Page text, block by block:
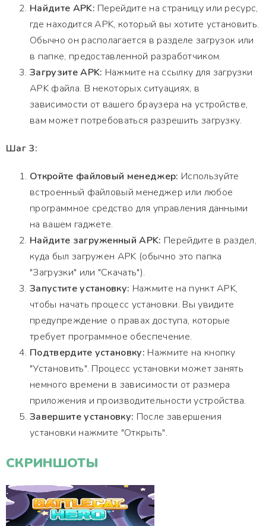
Найдите APK: Перейдите на страницу или ресурс,
где находится APK, который вы хотите установить.
Обычно он располагается в разделе загрузок или
в папке, предоставленной разработчиком.
Загрузите APK: Нажмите на ссылку для загрузки
APK файла. В некоторых ситуациях, в
зависимости от вашего браузера на устройстве,
вам может потребоваться разрешить загрузку.
Шаг 3:
Откройте файловый менеджер: Используйте
встроенный файловый менеджер или любое
программное средство для управления данными
на вашем гаджете.
Найдите загруженный APK: Перейдите в раздел,
куда был загружен APK (обычно это папка
"Загрузки" или "Скачать").
Запустите установку: Нажмите на пункт APK,
чтобы начать процесс установки. Вы увидите
предупреждение о правах доступа, которые
требует программное обеспечение.
Подтвердите установку: Нажмите на кнопку
"Установить". Процесс установки может занять
немного времени в зависимости от размера
приложения и производительности устройства.
Завершите установку: После завершения
установки нажмите "Открыть".
СКРИНШОТЫ